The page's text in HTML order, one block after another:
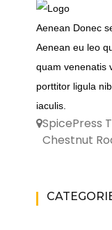
Aenean Donec
Aenean eu leo
quam venenatis
porttitor ligula
iaculis.
SpicePress
Chestnut